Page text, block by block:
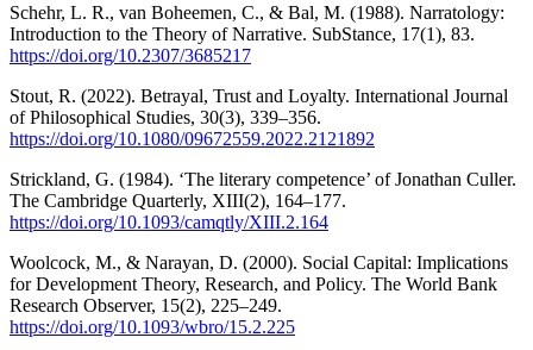
Schehr, L. R., van Boheemen, C., & Bal, M. (1988). Narratology:
Introduction to the Theory of Narrative. SubStance, 17(1), 83.
https://doi.org/10.2307/3685217
Stout, R. (2022). Betrayal, Trust and Loyalty. International Journal
of Philosophical Studies, 30(3), 339–356.
https://doi.org/10.1080/09672559.2022.2121892
Strickland, G. (1984). ‘The literary competence’ of Jonathan Culler.
The Cambridge Quarterly, XIII(2), 164–177.
https://doi.org/10.1093/camqtly/XIII.2.164
Woolcock, M., & Narayan, D. (2000). Social Capital: Implications
for Development Theory, Research, and Policy. The World Bank
Research Observer, 15(2), 225–249.
https://doi.org/10.1093/wbro/15.2.225